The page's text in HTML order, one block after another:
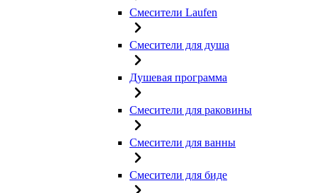
Смесители Laufen
Смесители для душа
Душевая программа
Смесители для раковины
Смесители для ванны
Смесители для биде